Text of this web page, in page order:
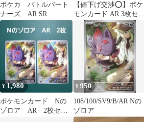
ポケカ バトルパート
ナーズ AR SR
【値下げ交渉⭕️】ポケ
モンカード AR 3枚セッ
ト エムリット マラカッ
チ ゾロア
¥1,980
ポケモンカード Nの
ゾロア AR 2枚セッ
¥950
108/100/SV9/B/AR Nの
ゾロア